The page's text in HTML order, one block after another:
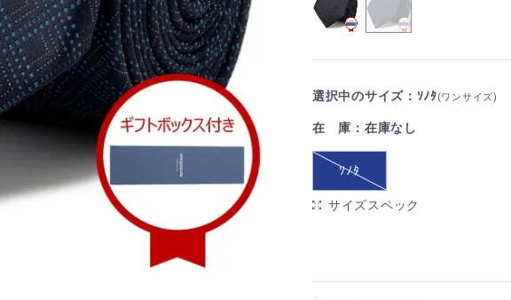
選択中のサイズ：ｿﾉﾀ(ワンサイズ)
在 庫：在庫なし
ｿﾉﾀ
サイズスペック